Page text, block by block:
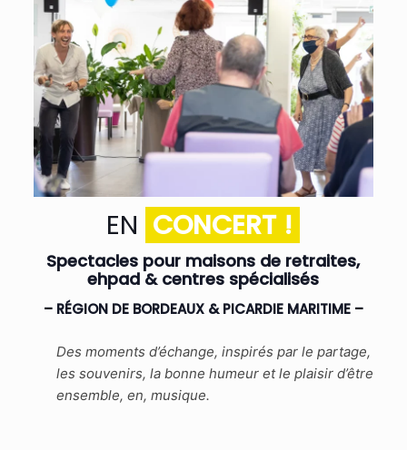
EN CONCERT !
Spectacles pour maisons de retraites,
ehpad & centres spécialisés
– RÉGION DE BORDEAUX & PICARDIE MARITIME –
Des moments d’échange, inspirés par le partage,
les souvenirs, la bonne humeur et le plaisir d’être
ensemble, en, musique.